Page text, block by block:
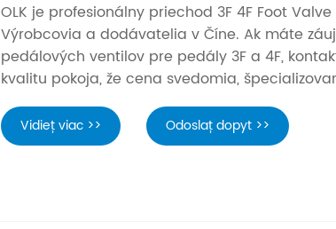
OLK je profesionálny priechod 3F 4F Foot
Výrobcovia a dodávatelia v Číne. Ak máte
pedálových ventilov pre pedály 3F a 4F,
kvalitu pokoja, že cena svedomia,
Vidieť viac >> Odoslať dopyt >>